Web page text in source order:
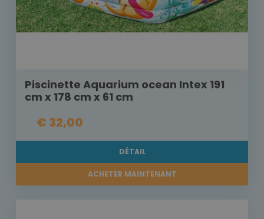
Piscinette Aquarium ocean Intex 191
cm x 178 cm x 61 cm
€ 32,00
DÉTAIL
ACHETER MAINTENANT